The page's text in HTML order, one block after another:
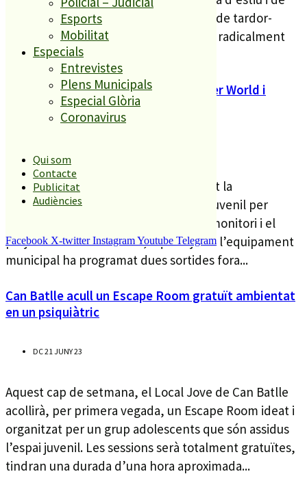
Esports
Mobilitat
Especials
Entrevistes
Plens Municipals
Especial Glòria
Coronavirus
Qui som
Contacte
Publicitat
Audiències
Facebook X-twitter InstagramYoutube Telegram
Festa Major. Avui s’inicia la temporada de tardor-
hivern que canvia la seva programació radicalment
en...
Els joves de Can Batlle visitaran Water World i
PortAventura aquest estiu
El Local Jove de Can Batlle ha anunciat la
programació de l’oferta lúdica i d’oci juvenil per
aquest estiu. A banda del Curs de Premonitori i el
projecte ‘Joves en Marxa’, aquest juliol l’equipament
municipal ha programat dues sortides fora...
Can Batlle acull un Escape Room gratuït ambientat
en un psiquiàtric
DC 21 JUNY 23
Aquest cap de setmana, el Local Jove de Can Batlle
acollirà, per primera vegada, un Escape Room ideat i
organitzat per un grup adolescents que són assidus
l’espai juvenil. Les sessions serà totalment gratuïtes,
tindran una durada d’una hora aproximada...